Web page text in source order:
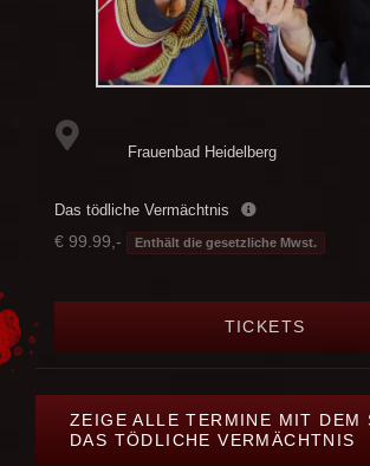
Frauenbad Heidelberg
Das tödliche Vermächtnis
€ 99.99,- Enthält die gesetzliche Mwst.
TICKETS
ZEIGE ALLE TERMINE MIT DEM
DAS TÖDLICHE VERMÄCHTNIS